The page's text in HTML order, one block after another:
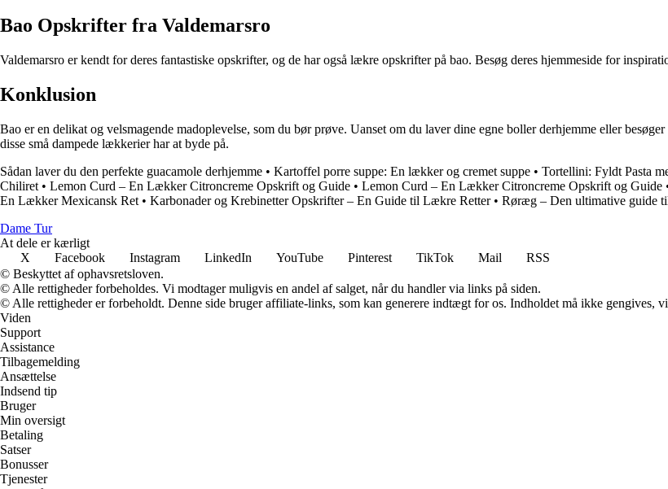
Bao Opskrifter fra Valdemarsro
Valdemarsro er kendt for deres fantastiske opskrifter, og de har også lækre opskrifter på bao. Besøg deres hjemmeside for
Konklusion
Bao er en delikat og velsmagende madoplevelse, som du bør prøve. Uanset om du laver dine egne boller derhjemme eller
disse små dampede lækkerier har at byde på.
Sådan laver du den perfekte guacamole derhjemme • Kartoffel porre suppe: En lækker og cremet suppe • Tortellini: Fyldt Pasta
Chiliret • Lemon Curd – En Lækker Citroncreme Opskrift og Guide • Lemon Curd – En Lækker Citroncreme Opskrift og Guide
En Lækker Mexicansk Ret • Karbonader og Krebinetter Opskrifter – En Guide til Lækre Retter• Røræg – Den ultimative guide
Dame Tur
At dele er kærligt
X
Facebook Instagram LinkedIn YouTube Pinterest TikTok Mail
RSS
© Beskyttet af ophavsretsloven.
© Alle rettigheder forbeholdes. Vi modtager muligvis en andel af salget, når du handler via links på siden.
© Alle rettigheder er forbeholdt. Denne side bruger affiliate-links, som kan generere indtægt for os. Indholdet må ikke gengives,
Viden
Support
Assistance
Tilbagemelding
Ansættelse
Indsend tip
Bruger
Min oversigt
Betaling
Satser
Bonusser
Tjenester